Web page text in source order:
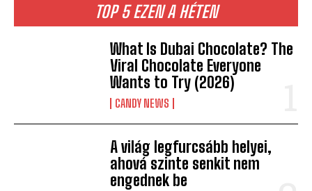
TOP 5 EZEN A HÉTEN
What Is Dubai Chocolate? The
Viral Chocolate Everyone
Wants to Try (2026)
CANDY NEWS
A világ legfurcsább helyei,
ahová szinte senkit nem
engednek be